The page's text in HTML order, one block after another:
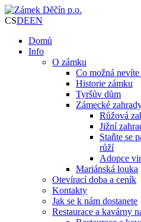
CSDEEN
Domů
Info
O zámku
Co možná
Historie zámku
Tyršův dům
Zámecké
Růžová
Jižní
Staňte se
růží
Adopce
Mariánská louka
Otevírací doba a ceník
Kontakty
Jak se k nám dostanete
Restaurace a kavárny